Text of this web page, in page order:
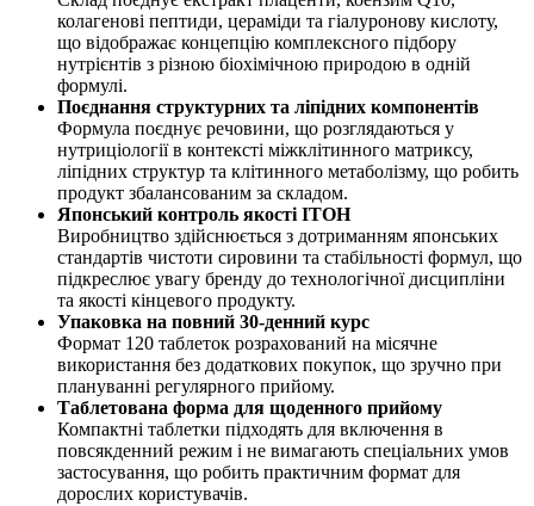
колагенові пептиди, цераміди та гіалуронову кислоту,
що відображає концепцію комплексного підбору
нутрієнтів з різною біохімічною природою в одній
формулі.
Поєднання структурних та ліпідних компонентів
Формула поєднує речовини, що розглядаються у
нутриціології в контексті міжклітинного матриксу,
ліпідних структур та клітинного метаболізму, що робить
продукт збалансованим за складом.
Японський контроль якості ITOH
Виробництво здійснюється з дотриманням японських
стандартів чистоти сировини та стабільності формул, що
підкреслює увагу бренду до технологічної дисципліни
та якості кінцевого продукту.
Упаковка на повний 30-денний курс
Формат 120 таблеток розрахований на місячне
використання без додаткових покупок, що зручно при
плануванні регулярного прийому.
Таблетована форма для щоденного прийому
Компактні таблетки підходять для включення в
повсякденний режим і не вимагають спеціальних умов
застосування, що робить практичним формат для
дорослих користувачів.